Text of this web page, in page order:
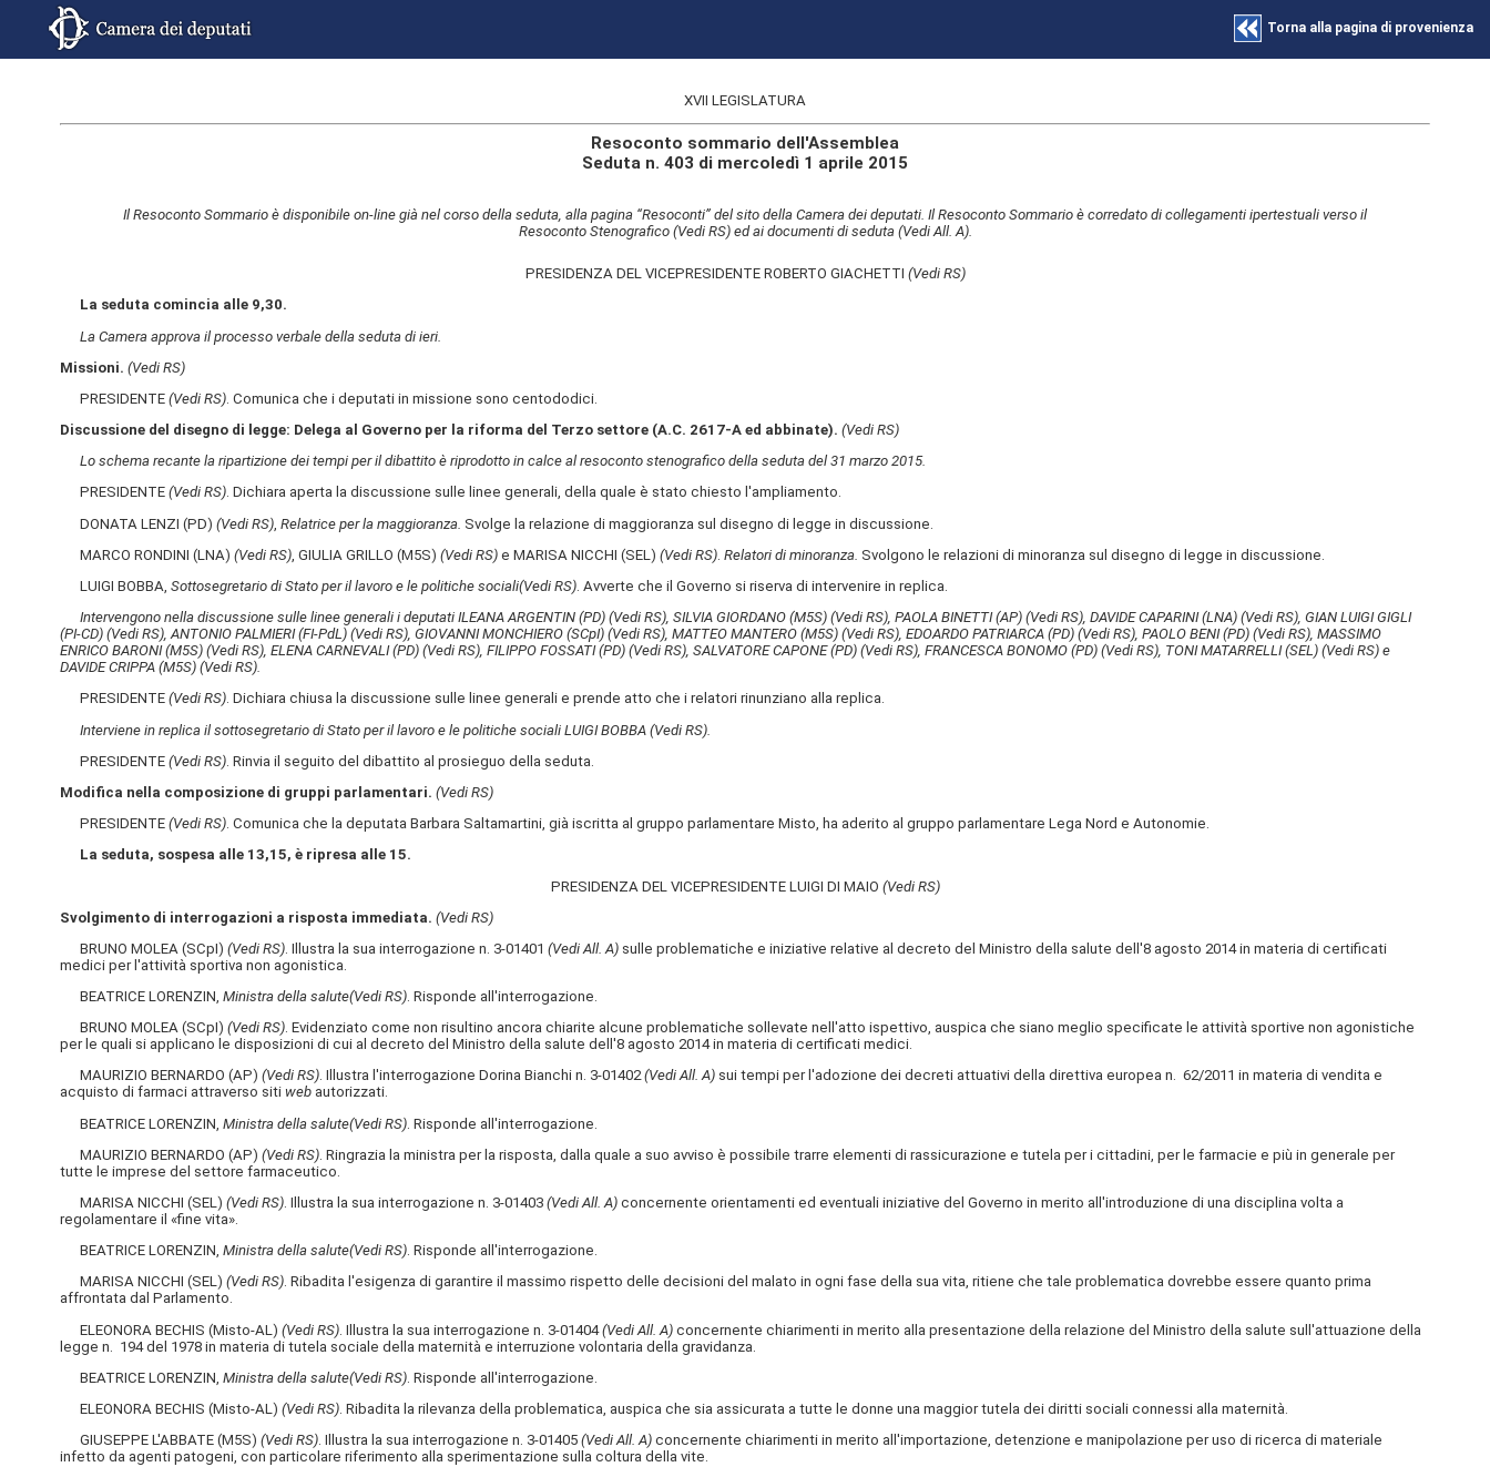
XVII LEGISLATURA
Resoconto sommario dell'Assemblea
Seduta n. 403 di mercoledì 1 aprile 2015
Il Resoconto Sommario è disponibile on-line già nel corso della seduta, alla pagina “Resoconti” del sito della Camera dei deputati. Il Resoconto Sommario è corredato di collegamenti ipertestuali verso il
Resoconto Stenografico (Vedi RS) ed ai documenti di seduta (Vedi All. A).
PRESIDENZA DEL VICEPRESIDENTE ROBERTO GIACHETTI (Vedi RS)
La seduta comincia alle 9,30.
La Camera approva il processo verbale della seduta di ieri.
Missioni. (Vedi RS)
PRESIDENTE (Vedi RS). Comunica che i deputati in missione sono centododici.
Discussione del disegno di legge: Delega al Governo per la riforma del Terzo settore (A.C. 2617-A ed abbinate). (Vedi RS)
Lo schema recante la ripartizione dei tempi per il dibattito è riprodotto in calce al resoconto stenografico della seduta del 31 marzo 2015.
PRESIDENTE (Vedi RS). Dichiara aperta la discussione sulle linee generali, della quale è stato chiesto l'ampliamento.
DONATA LENZI (PD) (Vedi RS), Relatrice per la maggioranza. Svolge la relazione di maggioranza sul disegno di legge in discussione.
MARCO RONDINI (LNA) (Vedi RS), GIULIA GRILLO (M5S) (Vedi RS)e MARISA NICCHI (SEL) (Vedi RS). Relatori di minoranza. Svolgono le relazioni di minoranza sul disegno di legge in discussione.
LUIGI BOBBA, Sottosegretario di Stato per il lavoro e le politiche sociali(Vedi RS). Avverte che il Governo si riserva di intervenire in replica.
Intervengono nella discussione sulle linee generali i deputati ILEANA ARGENTIN (PD) (Vedi RS), SILVIA GIORDANO (M5S) (Vedi RS), PAOLA BINETTI (AP) (Vedi RS), DAVIDE CAPARINI (LNA) (Vedi RS), GIAN LUIGI GIGLI
(PI-CD) (Vedi RS), ANTONIO PALMIERI (FI-PdL) (Vedi RS), GIOVANNI MONCHIERO (SCpI) (Vedi RS), MATTEO MANTERO (M5S) (Vedi RS), EDOARDO PATRIARCA (PD) (Vedi RS), PAOLO BENI (PD) (Vedi RS), MASSIMO
ENRICO BARONI (M5S) (Vedi RS), ELENA CARNEVALI (PD) (Vedi RS), FILIPPO FOSSATI (PD) (Vedi RS), SALVATORE CAPONE (PD) (Vedi RS), FRANCESCA BONOMO (PD) (Vedi RS), TONI MATARRELLI (SEL) (Vedi RS)e
DAVIDE CRIPPA (M5S) (Vedi RS).
PRESIDENTE (Vedi RS). Dichiara chiusa la discussione sulle linee generali e prende atto che i relatori rinunziano alla replica.
Interviene in replica il sottosegretario di Stato per il lavoro e le politiche sociali LUIGI BOBBA (Vedi RS).
PRESIDENTE (Vedi RS). Rinvia il seguito del dibattito al prosieguo della seduta.
Modifica nella composizione di gruppi parlamentari. (Vedi RS)
PRESIDENTE (Vedi RS). Comunica che la deputata Barbara Saltamartini, già iscritta al gruppo parlamentare Misto, ha aderito al gruppo parlamentare Lega Nord e Autonomie.
La seduta, sospesa alle 13,15, è ripresa alle 15.
PRESIDENZA DEL VICEPRESIDENTE LUIGI DI MAIO (Vedi RS)
Svolgimento di interrogazioni a risposta immediata. (Vedi RS)
BRUNO MOLEA (SCpI) (Vedi RS). Illustra la sua interrogazione n. 3-01401 (Vedi All. A)sulle problematiche e iniziative relative al decreto del Ministro della salute dell'8 agosto 2014 in materia di certificati
medici per l'attività sportiva non agonistica.
BEATRICE LORENZIN, Ministra della salute(Vedi RS). Risponde all'interrogazione.
BRUNO MOLEA (SCpI) (Vedi RS). Evidenziato come non risultino ancora chiarite alcune problematiche sollevate nell'atto ispettivo, auspica che siano meglio specificate le attività sportive non agonistiche
per le quali si applicano le disposizioni di cui al decreto del Ministro della salute dell'8 agosto 2014 in materia di certificati medici.
MAURIZIO BERNARDO (AP) (Vedi RS). Illustra l'interrogazione Dorina Bianchi n. 3-01402(Vedi All. A)sui tempi per l'adozione dei decreti attuativi della direttiva europea n. 62/2011 in materia di vendita e
acquisto di farmaci attraverso siti webautorizzati.
BEATRICE LORENZIN, Ministra della salute(Vedi RS). Risponde all'interrogazione.
MAURIZIO BERNARDO (AP) (Vedi RS). Ringrazia la ministra per la risposta, dalla quale a suo avviso è possibile trarre elementi di rassicurazione e tutela per i cittadini, per le farmacie e più in generale per
tutte le imprese del settore farmaceutico.
MARISA NICCHI (SEL) (Vedi RS). Illustra la sua interrogazione n. 3-01403 (Vedi All. A)concernente orientamenti ed eventuali iniziative del Governo in merito all'introduzione di una disciplina volta a
regolamentare il «fine vita».
BEATRICE LORENZIN, Ministra della salute(Vedi RS). Risponde all'interrogazione.
MARISA NICCHI (SEL) (Vedi RS). Ribadita l'esigenza di garantire il massimo rispetto delle decisioni del malato in ogni fase della sua vita, ritiene che tale problematica dovrebbe essere quanto prima
affrontata dal Parlamento.
ELEONORA BECHIS (Misto-AL) (Vedi RS). Illustra la sua interrogazione n. 3-01404(Vedi All. A)concernente chiarimenti in merito alla presentazione della relazione del Ministro della salute sull'attuazione della
legge n. 194 del 1978 in materia di tutela sociale della maternità e interruzione volontaria della gravidanza.
BEATRICE LORENZIN, Ministra della salute(Vedi RS). Risponde all'interrogazione.
ELEONORA BECHIS (Misto-AL) (Vedi RS). Ribadita la rilevanza della problematica, auspica che sia assicurata a tutte le donne una maggior tutela dei diritti sociali connessi alla maternità.
GIUSEPPE L'ABBATE (M5S) (Vedi RS). Illustra la sua interrogazione n. 3-01405 (Vedi All. A)concernente chiarimenti in merito all'importazione, detenzione e manipolazione per uso di ricerca di materiale
infetto da agenti patogeni, con particolare riferimento alla sperimentazione sulla coltura della vite.
Torna alla pagina di provenienza